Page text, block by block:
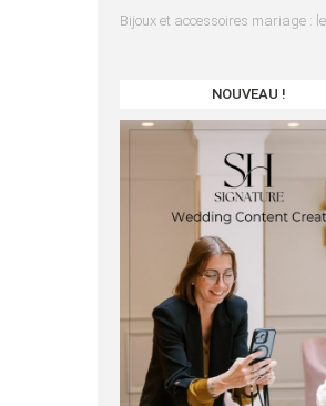
NOUVEAU !